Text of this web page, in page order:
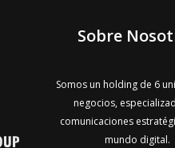
Sobre
Somos un holding de 6
negocios,
comunicaciones
mundo digital.